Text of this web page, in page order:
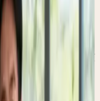
证与实力背书。作为
面承接母公司的硬核
项行业标准起草，我
付的家政信任底盘。